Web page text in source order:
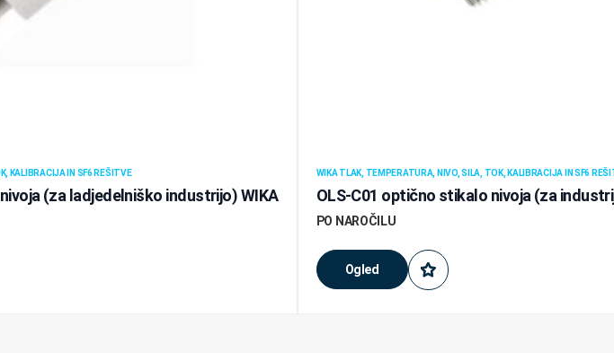
KALIBRACIJA IN SF6 REŠITVE
(za ladjedelniško industrijo) WIKA
WIKA TLAK, TEMPERATURA, NIVO, SILA, TOK, KALIBRACIJA IN SF6
OLS-C01 optično stikalo nivoja (za
Ogled
PO NAROČILU